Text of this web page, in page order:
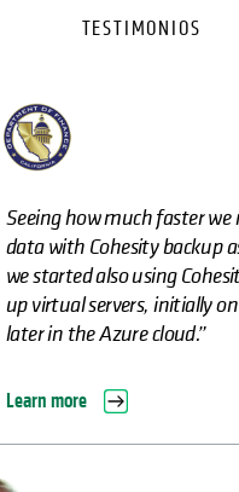
TESTIMONIOS
Cohesity’s native integration
could not be matched."
Learn more
Lead Storage